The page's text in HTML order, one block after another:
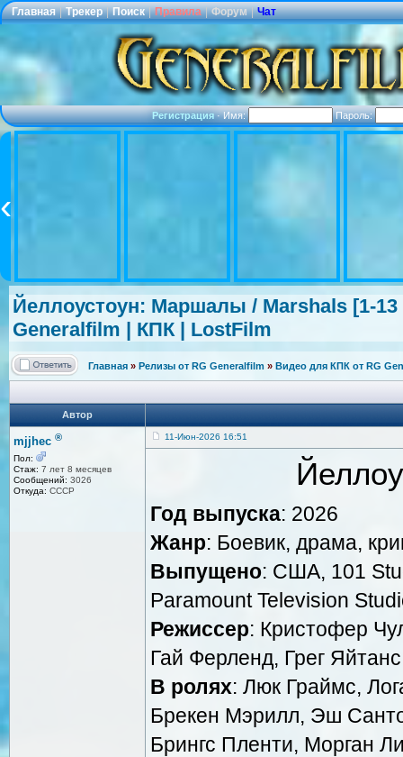
Главная | Трекер | Поиск | Правила | Форум | Чат
Регистрация·Имя: Пароль:
Йеллоустоун: Маршалы / Marshals [1-13
Generalfilm | КПК | LostFilm
Главная » Релизы от RG Generalfilm » Видео для КПК от RG
Автор
mjjhec ®
Пол:
Стаж: 7 лет 8 месяцев
Сообщений: 3026
Откуда: СССР
11-Июн-2026 16:51
Год выпуска: 2026
Жанр: Боевик, драма,
Выпущено: США, 101
Paramount Television
Режиссер: Кристофер
Гай Ферленд, Грег
В ролях: Люк Граймс,
Брекен Мэрилл, Эш
Брингс Пленти, Морган